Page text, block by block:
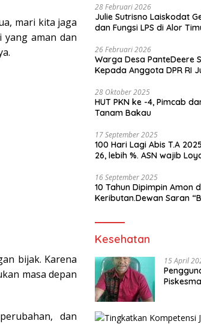
mari kita jaga
yang aman dan
bijak. Karena
masa depan
dan
28 Februari 2026
Julie Sutrisno Laiskodat
dan Fungsi LPS di Alor
26 Februari 2026
Warga Desa PanteDeere
Kepada Anggota
28 Oktober 2025
HUT PKN ke -4, Pimcab dan Kader Gelar Bansos,
Tanam Bakau
17 September 2025
100 Hari Lagi Abis T.A
26, lebih %. ASN wajib
16 September 2025
10 Tahun Dipimpin Amon
Keributan.Dewan Saran
Kesehatan
15 April